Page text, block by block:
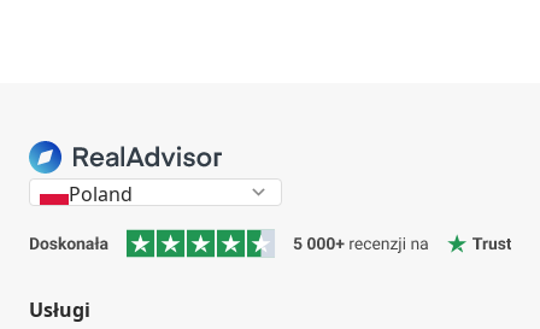
Poland
Usługi